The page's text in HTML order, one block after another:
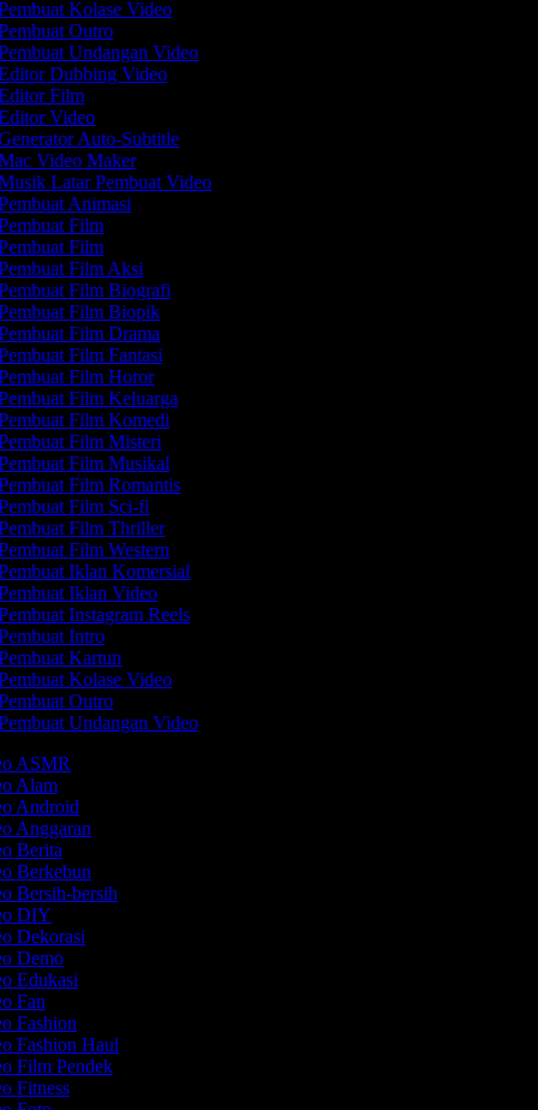
Kolase Video
Outro
Undangan Video
Dubbing Video
Film
Video
Auto-Subtitle
Video Maker
Latar Pembuat Video
Animasi
Film
Film
Film Aksi
Film Biografi
Film Biopik
Film Drama
Film Fantasi
Film Horor
Film Keluarga
Film Komedi
Film Misteri
Film Musikal
Film Romantis
Film Sci-fi
Film Thriller
Film Western
Iklan Komersial
Iklan Video
Instagram Reels
Intro
Kartun
Kolase Video
Outro
Undangan Video
ASMR
Alam
Android
Anggaran
Berita
Berkebun
Bersih-bersih
DIY
Dekorasi
Demo
Edukasi
Fan
Fashion
Fashion Haul
Film Pendek
Fitness